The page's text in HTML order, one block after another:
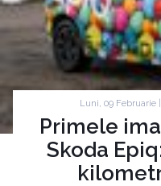
Luni, 09 Februarie |
Primele
Skoda